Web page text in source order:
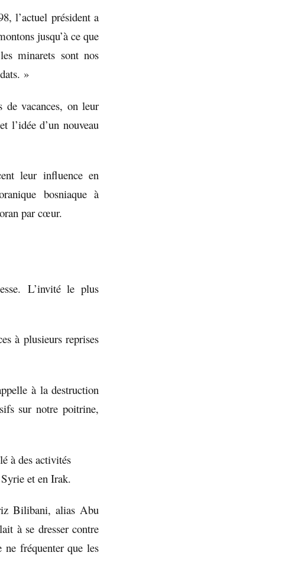
l’actuel président a
jusqu’à ce que
minarets sont nos
»
de vacances, on leur
l’idée d’un nouveau
leur influence en
bosniaque à
par cœur.
L’invité le plus
à plusieurs reprises
à la destruction
sur notre poitrine,
à des activités
et en Irak.
Bilibani, alias Abu
à se dresser contre
fréquenter que les